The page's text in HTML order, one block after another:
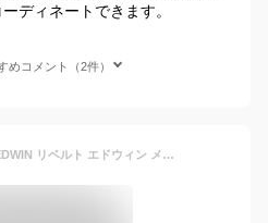
ディネートできます。
めコメント（2件）
【送料無料】LiBERTO EDWIN リベルト エドウィン メンズ 防水 ブーツ レインブーツ サイドゴアブーツ ショートブーツ チャッカブーツ ワークブーツ フォーマル メンズシューズ 革靴 靴 ビジネス/2025新作 秋冬 トレンド